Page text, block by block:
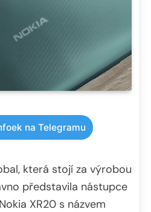
na Telegramu
která stojí za výrobou
představila nástupce
XR20 s názvem